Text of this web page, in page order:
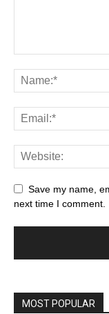
Save my name,
next time I comment.
MOST POPULAR